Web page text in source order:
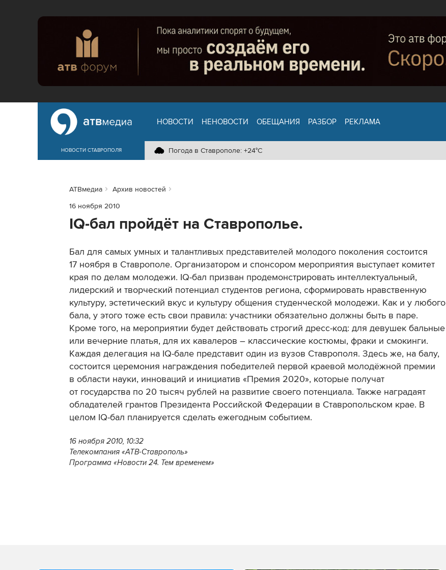
НОВОСТИ СТАВРОПОЛЯ
НОВОСТИ НЕНОВОСТИ ОБЕЩАНИЯ РАЗБОР РЕКЛАМА
Погода в Ставрополе: +24°C
АТВмедиа
Архив новостей
16 ноября 2010
IQ-бал пройдёт на Ставрополье.
Бал для самых умных и талантливых представителей молодого поколения состоится
17 ноября в Ставрополе. Организатором и спонсором мероприятия выступает комитет
края по делам молодежи. IQ-бал призван продемонстрировать интеллектуальный,
лидерский и творческий потенциал студентов региона, сформировать нравственную
культуру, эстетический вкус и культуру общения студенческой молодежи. Как и у любого
бала, у этого тоже есть свои правила: участники обязательно должны быть в паре.
Кроме того, на мероприятии будет действовать строгий дресс-код: для девушек бальные
или вечерние платья, для их кавалеров – классические костюмы, фраки и смокинги.
Каждая делегация на IQ-бале представит один из вузов Ставрополя. Здесь же, на балу,
состоится церемония награждения победителей первой краевой молодёжной премии
в области науки, инноваций и инициатив «Премия 2020», которые получат
от государства по 20 тысяч рублей на развитие своего потенциала. Также наградаят
обладателей грантов Президента Российской Федерации в Ставропольском крае. В
целом IQ-бал планируется сделать ежегодным событием.
16 ноября 2010, 10:32
Телекомпания «АТВ-Ставрополь»
Программа «Новости 24. Тем временем»